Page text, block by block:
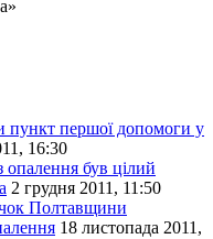
пункт першої допомоги у
16:30
опалення був цілий
2 грудня 2011, 11:50
Полтавщини
18 листопада 2011,